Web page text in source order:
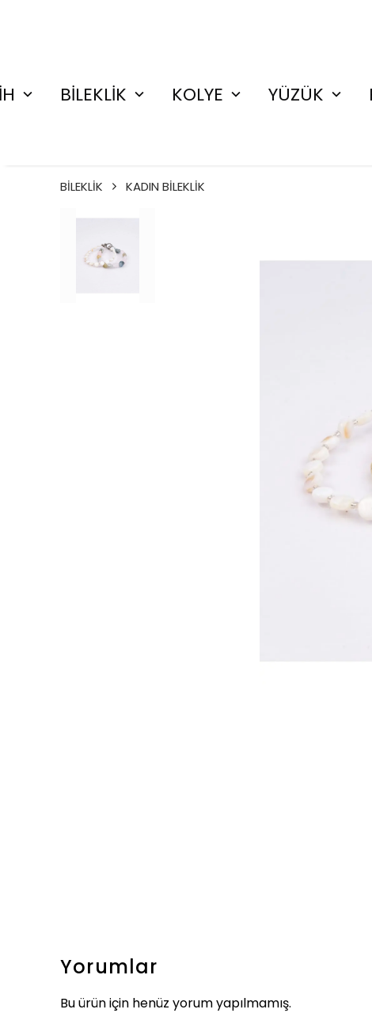
BİLEKLİK KOLYE YÜZÜK
BİLEKLİK KADIN BİLEKLİK
Yorumlar
Bu ürün için henüz yorum yapılmamış.